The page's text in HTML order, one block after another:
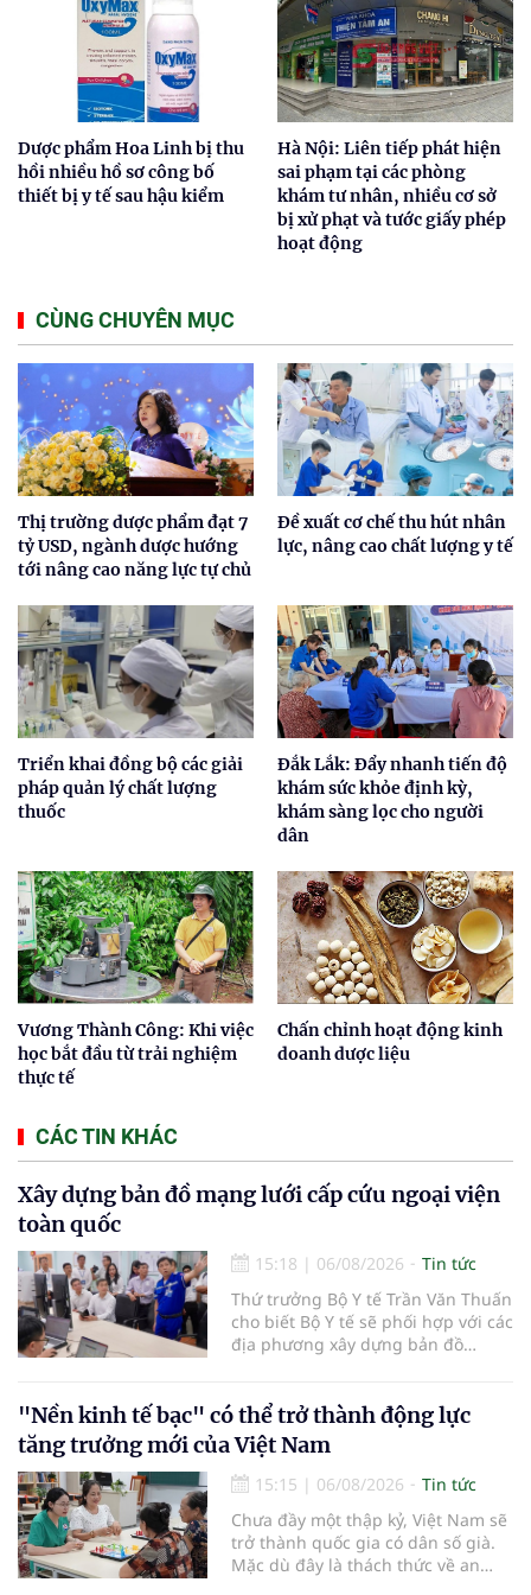
Dược phẩm Hoa Linh bị thu
hồi nhiều hồ sơ công bố
thiết bị y tế sau hậu kiểm
Hà Nội: Liên tiếp phát hiện
sai phạm tại các phòng
khám tư nhân, nhiều cơ sở
bị xử phạt và tước giấy phép
hoạt động
CÙNG CHUYÊN MỤC
Thị trường dược phẩm đạt 7
tỷ USD, ngành dược hướng
tới nâng cao năng lực tự chủ
Đề xuất cơ chế thu hút nhân
lực, nâng cao chất lượng y tế
Triển khai đồng bộ các giải
pháp quản lý chất lượng
thuốc
Đắk Lắk: Đẩy nhanh tiến độ
khám sức khỏe định kỳ,
khám sàng lọc cho người
dân
Vương Thành Công: Khi việc
học bắt đầu từ trải nghiệm
thực tế
Chấn chỉnh hoạt động kinh
doanh dược liệu
CÁC TIN KHÁC
Xây dựng bản đồ mạng lưới cấp cứu ngoại viện
toàn quốc
15:18 | 06/08/2026
Tin tức
Thứ trưởng Bộ Y tế Trần Văn Thuấn
cho biết Bộ Y tế sẽ phối hợp với các
địa phương xây dựng bản đồ
thiện cơ chế tài chính và đa dạng
hóa phương tiện nhằm nâng cao
năng lực cấp cứu trước viện trên
phạm vi cả nước.
"Nền kinh tế bạc" có thể trở thành động lực
tăng trưởng mới của Việt Nam
15:15 | 06/08/2026
Tin tức
Chưa đầy một thập kỷ, Việt Nam sẽ
trở thành quốc gia có dân số già.
Mặc dù đây là thách thức về an